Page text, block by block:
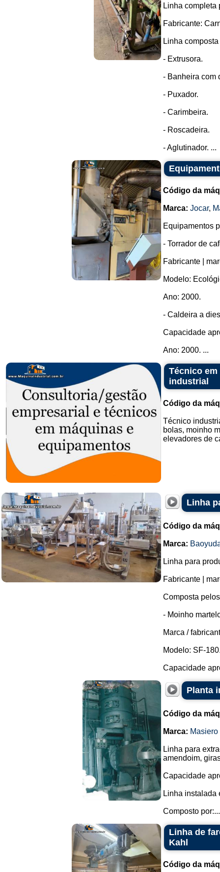
Linha completa
Fabricante:
Linha
- Extrusora.
- Banheira com
- Puxador.
- Carimbeira.
- Roscadeira.
- Aglutinador. ...
Código da
Marca: Jocar,
Equipamentos
- Torrador de
Fabricante |
Modelo:
Ano: 2000.
- Caldeira a
Capacidade
Ano: 2000. ...
Técnico
industrial
Código da
Técnico
bolas, moinho
elevadores de
Linha
Código da
Marca:
Linha para
Fabricante |
Composta
- Moinho
Marca /
Modelo: SF-
Capacidade
Planta
Código da
Marca: Masiero
Linha para
amendoim,
Capacidade
Linha instalada
Composto por:...
Linha de
Kahl
Código da